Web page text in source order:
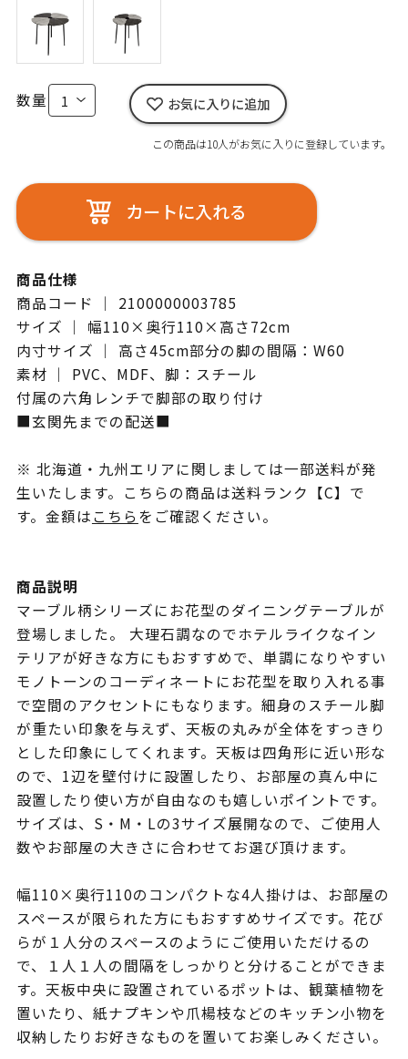
数量 お気に入りに追加
この商品は10人がお気に入りに登録しています。
カートに入れる
商品仕様
商品コード ｜ 2100000003785
サイズ ｜ 幅110×奥行110×高さ72cm
内寸サイズ ｜ 高さ45cm部分の脚の間隔：W60
素材 ｜ PVC、MDF、脚：スチール
付属の六角レンチで脚部の取り付け
■玄関先までの配送■
※ 北海道・九州エリアに関しましては一部送料が発
生いたします。こちらの商品は送料ランク【C】で
す。金額はこちらをご確認ください。
商品説明
マーブル柄シリーズにお花型のダイニングテーブルが
登場しました。 大理石調なのでホテルライクなイン
テリアが好きな方にもおすすめで、単調になりやすい
モノトーンのコーディネートにお花型を取り入れる事
で空間のアクセントにもなります。細身のスチール脚
が重たい印象を与えず、天板の丸みが全体をすっきり
とした印象にしてくれます。天板は四角形に近い形な
ので、1辺を壁付けに設置したり、お部屋の真ん中に
設置したり使い方が自由なのも嬉しいポイントです。
サイズは、S・M・Lの3サイズ展開なので、ご使用人
数やお部屋の大きさに合わせてお選び頂けます。
幅110×奥行110のコンパクトな4人掛けは、お部屋の
スペースが限られた方にもおすすめサイズです。花び
らが１人分のスペースのようにご使用いただけるの
で、１人１人の間隔をしっかりと分けることができま
す。天板中央に設置されているポットは、観葉植物を
置いたり、紙ナプキンや爪楊枝などのキッチン小物を
収納したりお好きなものを置いてお楽しみください。